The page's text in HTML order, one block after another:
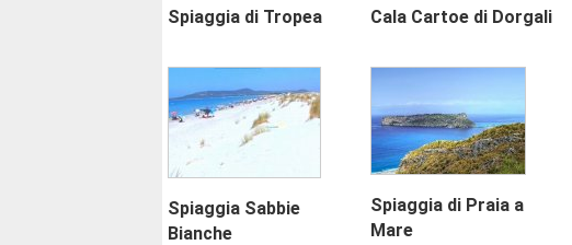
Spiaggia di Tropea Cala Cartoe di Dorgali
Spiaggia Sabbie
Bianche
Spiaggia di Praia a
Mare